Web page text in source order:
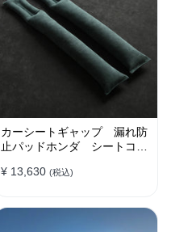
カーシートギャップ 漏れ防
止パッドホンダ シートコン
¥ 13,630 (税込)